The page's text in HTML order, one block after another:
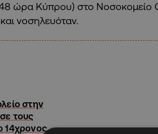
ώρα Κύπρου) στο Νοσοκομείο
νοσηλευόταν.
στην
τους
14χρονος